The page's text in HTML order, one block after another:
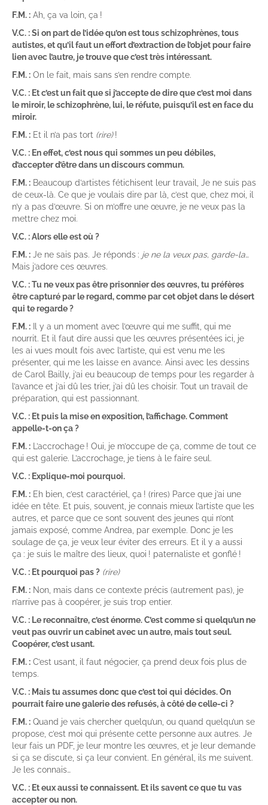
F.M. : Ah, ça va loin, ça !
V.C. : Si on part de l’idée qu’on est tous schizophrènes, tous
autistes, et qu’il faut un effort d’extraction de l’objet pour faire
lien avec l’autre, je trouve que c’est très intéressant.
F.M. : On le fait, mais sans s’en rendre compte.
V.C. : Et c’est un fait que si j’accepte de dire que c’est moi dans
le miroir, le schizophrène, lui, le réfute, puisqu’il est en face du
miroir.
F.M. : Et il n’a pas tort (rire)!
V.C. : En effet, c’est nous qui sommes un peu débiles,
d’accepter d’être dans un discours commun.
F.M. : Beaucoup d’artistes fétichisent leur travail, Je ne suis pas
de ceux-là. Ce que je voulais dire par là, c’est que, chez moi, il
n’y a pas d’œuvre. Si on m’offre une œuvre, je ne veux pas la
mettre chez moi.
V.C. : Alors elle est où ?
F.M. : Je ne sais pas. Je réponds : je ne la veux pas, garde-la…
Mais j’adore ces œuvres.
V.C. : Tu ne veux pas être prisonnier des œuvres, tu préfères
être capturé par le regard, comme par cet objet dans le désert
qui te regarde ?
F.M. : Il y a un moment avec l’œuvre qui me suffit, qui me
nourrit. Et il faut dire aussi que les œuvres présentées ici, je
les ai vues moult fois avec l’artiste, qui est venu me les
présenter, qui me les laisse en avance. Ainsi avec les dessins
de Carol Bailly, j’ai eu beaucoup de temps pour les regarder à
l’avance et j’ai dû les trier, j’ai dû les choisir. Tout un travail de
préparation, qui est passionnant.
V.C. : Et puis la mise en exposition, l’affichage. Comment
appelle-t-on ça ?
F.M. : L’accrochage ! Oui, je m’occupe de ça, comme de tout ce
qui est galerie. L’accrochage, je tiens à le faire seul.
V.C. : Explique-moi pourquoi.
F.M. : Eh bien, c’est caractériel, ça ! (rires) Parce que j’ai une
idée en tête. Et puis, souvent, je connais mieux l’artiste que les
autres, et parce que ce sont souvent des jeunes qui n’ont
jamais exposé, comme Andrea, par exemple. Donc je les
soulage de ça, je veux leur éviter des erreurs. Et il y a aussi
ça : je suis le maître des lieux, quoi ! paternaliste et gonflé !
V.C. : Et pourquoi pas ? (rire)
F.M. : Non, mais dans ce contexte précis (autrement pas), je
n’arrive pas à coopérer, je suis trop entier.
V.C. : Le reconnaître, c’est énorme. C’est comme si quelqu’un ne
veut pas ouvrir un cabinet avec un autre, mais tout seul.
Coopérer, c’est usant.
F.M. : C’est usant, il faut négocier, ça prend deux fois plus de
temps.
V.C. : Mais tu assumes donc que c’est toi qui décides. On
pourrait faire une galerie des refusés, à côté de celle-ci ?
F.M. : Quand je vais chercher quelqu’un, ou quand quelqu’un se
propose, c’est moi qui présente cette personne aux autres. Je
leur fais un PDF, je leur montre les œuvres, et je leur demande
si ça se discute, si ça leur convient. En général, ils me suivent.
Je les connais…
V.C. : Et eux aussi te connaissent. Et ils savent ce que tu vas
accepter ou non.